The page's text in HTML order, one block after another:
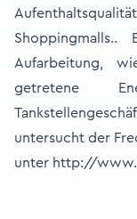
Aufarbeitung,
getretene
untersucht der
unter http://